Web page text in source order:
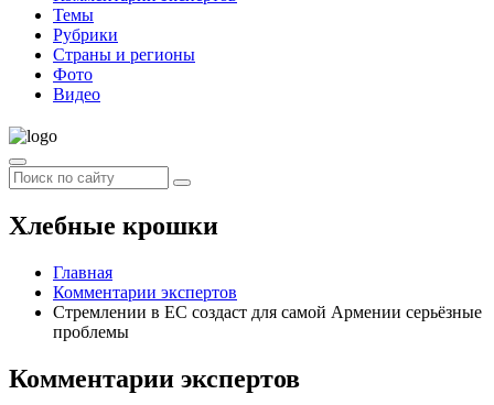
Темы
Рубрики
Страны и регионы
Фото
Видео
Хлебные крошки
Главная
Комментарии экспертов
Стремлении в ЕС создаст для самой Армении серьёзные
проблемы
Комментарии экспертов